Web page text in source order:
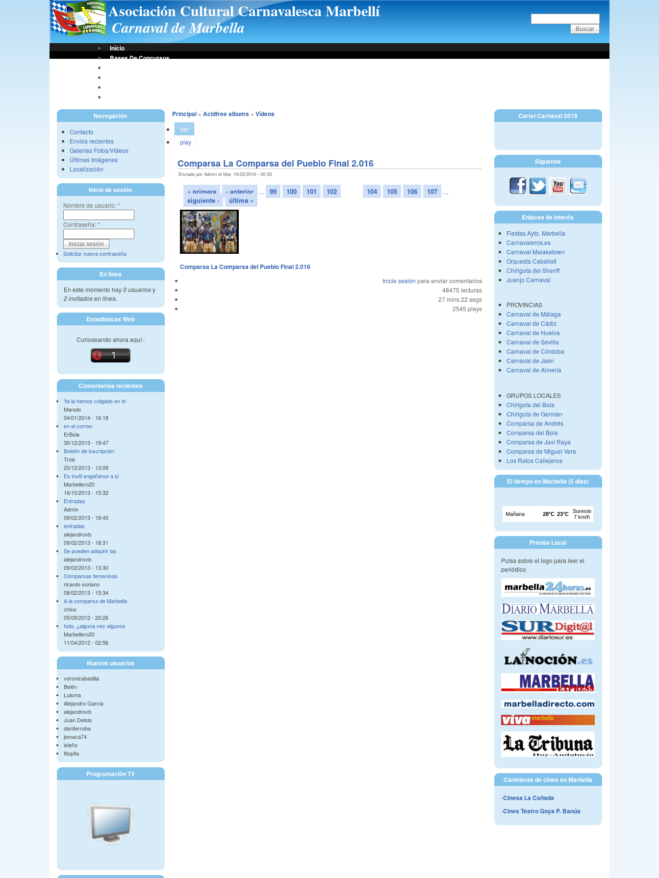
Asociación Cultural Carnavalesca Marbellí
Carnaval de Marbella
Início
Bases De Concursos
Navegación
Contacto
Envíos recientes
Galerías Fotos/Vídeos
Últimas Imágenes
Localización
Inicio de sesión
Nombre de usuario:*
Contraseña:*
Solicitar nueva contraseña
En línea
En este momento hay0 usuariosy
2 invitadosen línea.
Estadisticas Web
Curioseando ahora aquí :
Comentarios recientes
Ya la hemos colgado en el
Manolo
04/01/2014 - 16:18
en el correo
ErBola
30/12/2013 - 19:47
Boletín de inscripción
Trols
20/12/2013 - 13:09
Es inutil engañarse a si
Marbellero20
16/10/2013 - 15:32
Entradas
Admin
09/02/2013 - 18:45
entradas
alejandrovb
09/02/2013 - 18:31
Se pueden adquirir las
alejandrovb
09/02/2013 - 13:30
Comparsas femeninas
ricardo soriano
08/02/2013 - 15:34
A la comparsa de Marbella
chino
05/09/2012 - 20:26
hola, ¿alguna vez algunos
Marbellero20
11/04/2012 - 02:56
Nuevos usuarios
veronicabadilla
Belén
Luisma
Alejandro Garcia
alejandrovb
Juan Delola
daniterroba
jomaca74
isleño
titopita
Programación TV
Principal» Acidfree albums» Vídeos
Ver
play
Comparsa La Comparsa del Pueblo Final 2.016
Enviado por Admin el Mar, 16/02/2016 - 00:33.
« primera ‹ anterior … 99 100 101 102 104 105 106 107 …
siguiente ›
última »
Comparsa La Comparsa del Pueblo Final 2.016
Inicie sesión para enviar comentarios
48475 lecturas
27 mins 22 segs
2545 plays
Cartel Carnaval 2018
Síguenos
Enlaces de Interés
Fiestas Ayto. Marbella
Carnavaleros.es
Carnaval Malakatown
Orquesta Caballati
Chirigota del Sheriff
Juanjo Carnaval
PROVINCIAS
Carnaval de Málaga
Carnaval de Cádiz
Carnaval de Huelva
Carnaval de Sevilla
Carnaval de Córdoba
Carnaval de Jaén
Carnaval de Almería
GRUPOS LOCALES
Chirigota del Bola
Chirigota de Germán
Comparsa de Andrés
Comparsa del Bola
Comparsa de Javi Raya
Comparsa de Miguel Vera
Los Ratos Callejeros
El tiempo en Marbella (5 dias)
Prensa Local
Pulsa sobre el logo para leer el
periódico
Carteleras de cines en Marbella
-Cinesa La Cañada
-Cines Teatro Goya P. Banús